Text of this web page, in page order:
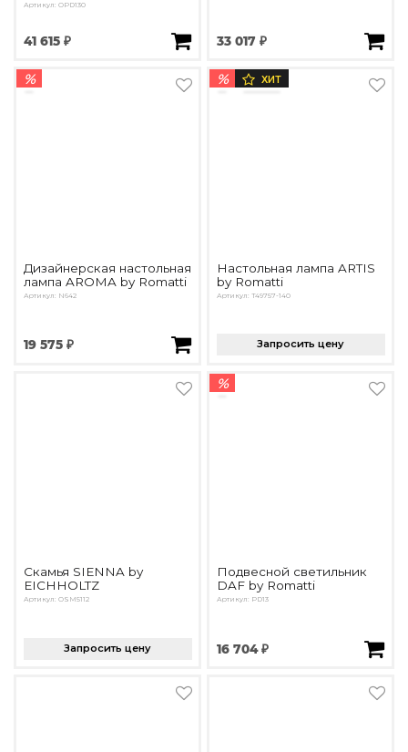
Артикул: OPD130
41 615 ₽ 33 017 ₽
%
Дизайнерская настольная
лампа AROMA by Romatti
Артикул: N642
19 575 ₽
% ХИТ
Настольная лампа ARTIS
by Romatti
Артикул: T49757-140
Запросить цену
Скамья SIENNA by
EICHHOLTZ
Артикул: OSM5112
Запросить цену
%
Подвесной светильник
DAF by Romatti
Артикул: PD13
16 704 ₽